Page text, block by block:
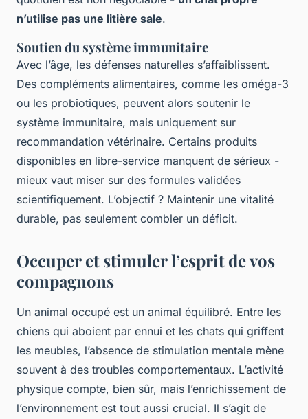
n’utilise pas une litière sale.
Soutien du système immunitaire
Avec l’âge, les défenses naturelles s’affaiblissent.
Des compléments alimentaires, comme les oméga-3
ou les probiotiques, peuvent alors soutenir le
système immunitaire, mais uniquement sur
recommandation vétérinaire. Certains produits
disponibles en libre-service manquent de sérieux -
mieux vaut miser sur des formules validées
scientifiquement. L’objectif ? Maintenir une vitalité
durable, pas seulement combler un déficit.
Occuper et stimuler l’esprit de vos
compagnons
Un animal occupé est un animal équilibré. Entre les
chiens qui aboient par ennui et les chats qui griffent
les meubles, l’absence de stimulation mentale mène
souvent à des troubles comportementaux. L’activité
physique compte, bien sûr, mais l’enrichissement de
l’environnement est tout aussi crucial. Il s’agit de